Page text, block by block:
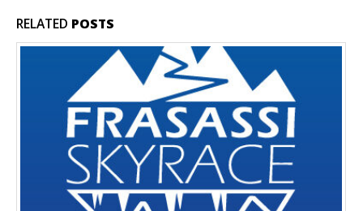
RELATED POSTS